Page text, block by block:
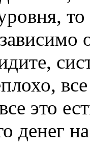
это
денег